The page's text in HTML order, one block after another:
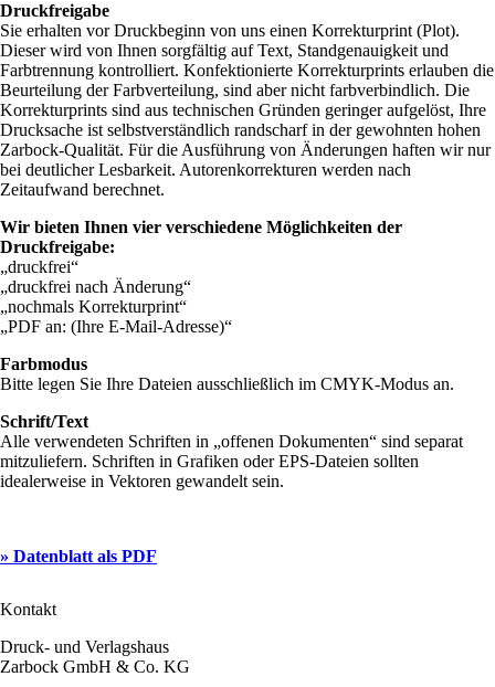
Druckfreigabe
Sie erhalten vor Druckbeginn von uns einen Korrekturprint (Plot).
Dieser wird von Ihnen sorgfältig auf Text, Standgenauigkeit und
Farbtrennung kontrolliert. Konfektionierte Korrekturprints erlauben die
Beurteilung der Farbverteilung, sind aber nicht farbverbindlich. Die
Korrekturprints sind aus technischen Gründen geringer aufgelöst, Ihre
Drucksache ist selbstverständlich randscharf in der gewohnten hohen
Zarbock-Qualität. Für die Ausführung von Änderungen haften wir nur
bei deutlicher Lesbarkeit. Autorenkorrekturen werden nach
Zeitaufwand berechnet.
Wir bieten Ihnen vier verschiedene Möglichkeiten der
Druckfreigabe:
„druckfrei“
„druckfrei nach Änderung“
„nochmals Korrekturprint“
„PDF an: (Ihre E-Mail-Adresse)“
Farbmodus
Bitte legen Sie Ihre Dateien ausschließlich im CMYK-Modus an.
Schrift/Text
Alle verwendeten Schriften in „offenen Dokumenten“ sind separat
mitzuliefern. Schriften in Grafiken oder EPS-Dateien sollten
idealerweise in Vektoren gewandelt sein.
» Datenblatt als PDF
Kontakt
Druck- und Verlagshaus
Zarbock GmbH & Co. KG